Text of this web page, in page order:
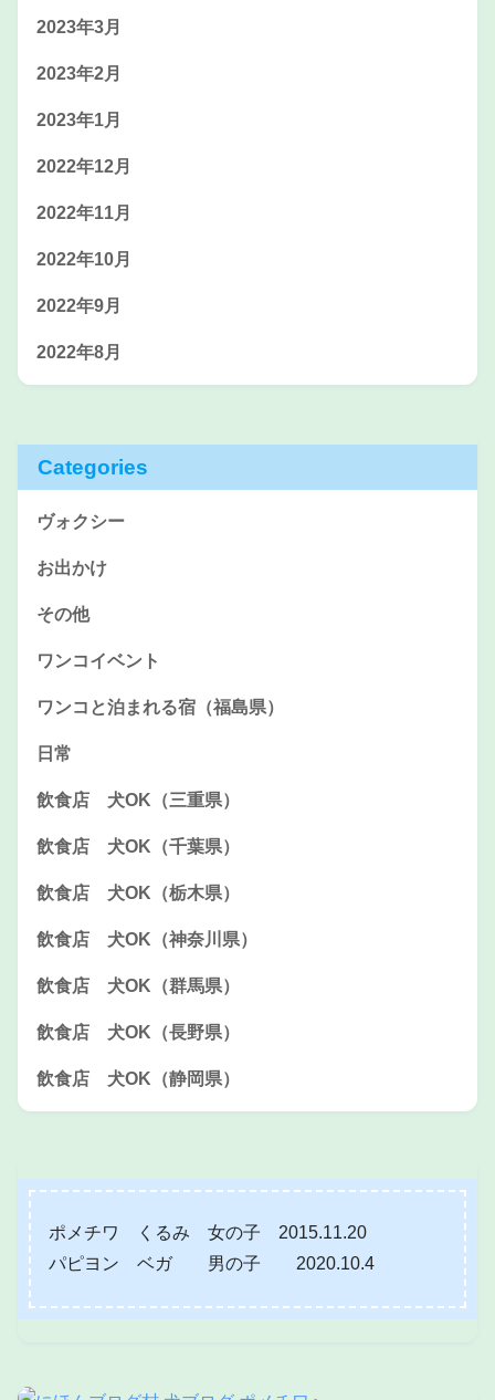
2023年3月
2023年2月
2023年1月
2022年12月
2022年11月
2022年10月
2022年9月
2022年8月
Categories
ヴォクシー
お出かけ
その他
ワンコイベント
ワンコと泊まれる宿（福島県）
日常
飲食店 犬OK（三重県）
飲食店 犬OK（千葉県）
飲食店 犬OK（栃木県）
飲食店 犬OK（神奈川県）
飲食店 犬OK（群馬県）
飲食店 犬OK（長野県）
飲食店 犬OK（静岡県）
ポメチワ くるみ 女の子 2015.11.20
パピヨン ベガ 男の子 2020.10.4